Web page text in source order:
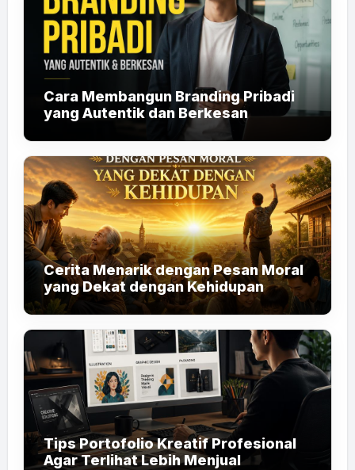
Cara Membangun Branding Pribadi
yang Autentik dan Berkesan
Cerita Menarik dengan Pesan Moral
yang Dekat dengan Kehidupan
Tips Portofolio Kreatif Profesional
Agar Terlihat Lebih Menjual